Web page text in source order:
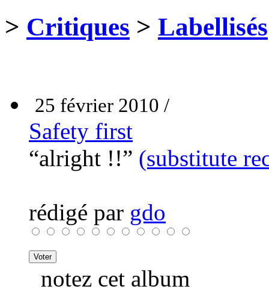
> Critiques > Labellisés
25 février 2010 /
Safety first
“alright !!” (substitute
rédigé par gdo
notez cet album